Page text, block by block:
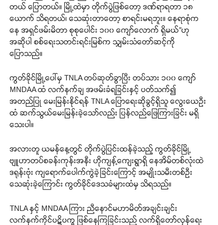
တယ် ပြောတယ်။ မြို့ထဲမှာ တိုက်ပွဲဖြစ်တော့ ဒဏ်ရာရတာ ၁၈
ယောက် သိရတယ်၊ သေဆုံးတာတော့ စာရင်းမရဘူး။ နေရာစုံက
နေ အရှင်ဖမ်းမိတာ စုစုပေါင်း ၁၀၀ ကျော်လောက် ရှိမယ်”ဟု
အဆိုပါ စစ်ရေးသတင်းရင်းမြစ်က သျှမ်းသံတော်ဆင့်ကို
ပြောသည်။
ကွတ်ခိုင်မြို့ပေါ်မှ TNLA တပ်ဆုတ်ခွာပြီး တပ်သား ၁၀၀ ကျော်
MNDAA ထံ လက်နက်ချ အဖမ်းခံရခြင်းနှင့် ပတ်သက်၍
အတည်ပြု မေးမြန်းနိုင်ရန် TNLA ပြောရေးဆိုခွင့်ရှိသူ လွေးယေဦး
ထံ ဆက်သွယ်မေးမြန်းခဲ့သော်လည်း ပြန်လည်ဖြေကြားခြင်း မရှိ
သေးပါ။
အလားတူ ယမန်နေ့တွင် တိုက်ပွဲပြင်းထန်ခဲ့သည့် ကွတ်ခိုင်မြို့
ဗျူဟာတပ်စခန်းကုန်းအနီး ဟိုကျန့်ကျေးရွာရှိ နေအိမ်တစ်လုံးထဲ
ဒရုန်းဗုံး ကျရောက်ပေါက်ကွဲခဲ့ခြင်းကြောင့် အမျိုးသမီးတစ်ဦး
သေဆုံးခဲ့ကြောင်း ကွတ်ခိုင်ဒေသခံများထံမှ သိရသည်။
TNLA နှင့် MNDAA ကြား ညီနောင်မဟာမိတ်အချင်းချင်း
လက်နက်ကိုင်ပဋိပက္ခ ဖြစ်နေကြခြင်းသည် လက်ရှိတော်လှန်ရေး